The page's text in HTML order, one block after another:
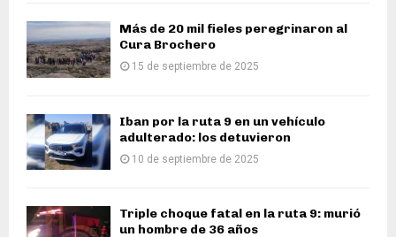
Más de 20 mil fieles peregrinaron al
Cura Brochero
15 de septiembre de 2025
Iban por la ruta 9 en un vehículo
adulterado: los detuvieron
10 de septiembre de 2025
Triple choque fatal en la ruta 9: murió
un hombre de 36 años